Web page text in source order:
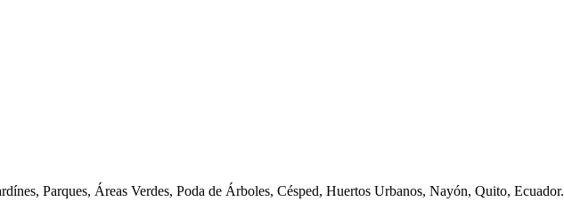
Parques, Áreas Verdes, Poda de Árboles, Césped, Huertos Urbanos, Nayón, Quito, Ecuador.